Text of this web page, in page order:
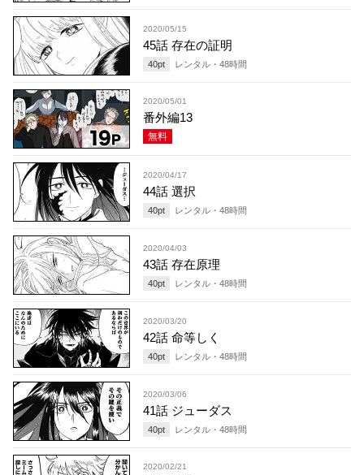
2020/05/15
45話 存在の証明
40pt レンタル・ 48時間
2020/05/01
番外編13
無料
2020/04/17
44話 選択
40pt レンタル・ 48時間
2020/04/03
43話 存在原理
40pt レンタル・ 48時間
2020/03/20
42話 命等しく
40pt レンタル・ 48時間
2020/03/06
41話 ジューダス
40pt レンタル・ 48時間
2020/02/21